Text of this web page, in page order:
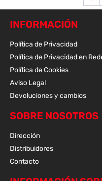
INFORMACIÓN
Política de Privacidad
Política de Privacidad en
Política de Cookies
Aviso Legal
Devoluciones y cambios
SOBRE NOSOTROS
Dirección
Distribuidores
Contacto